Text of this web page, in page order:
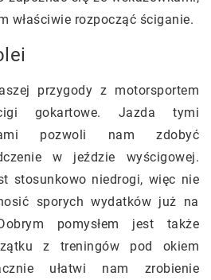
właściwie rozpocząć ściganie.
przygody z motorsportem
gokartowe. Jazda tymi
pozwoli nam zdobyć
w jeździe wyścigowej.
stosunkowo niedrogi, więc nie
sporych wydatków już na
pomysłem jest także
z treningów pod okiem
ułatwi nam zrobienie